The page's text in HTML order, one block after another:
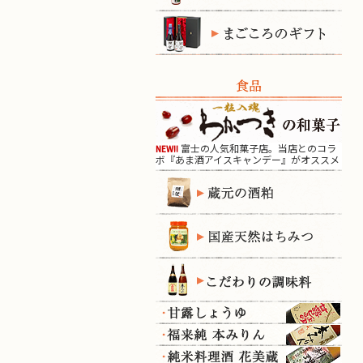
食品
NEW!! 富士の人気和菓子店。当店とのコラ
ボ『あま酒アイスキャンデー』がオススメ